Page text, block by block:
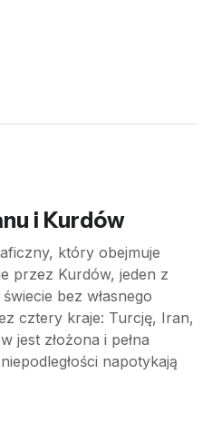
i Kurdów
który obejmuje
przez Kurdów, jeden z
bez własnego
cztery kraje: Turcję, Iran,
jest złożona i pełna
napotykają